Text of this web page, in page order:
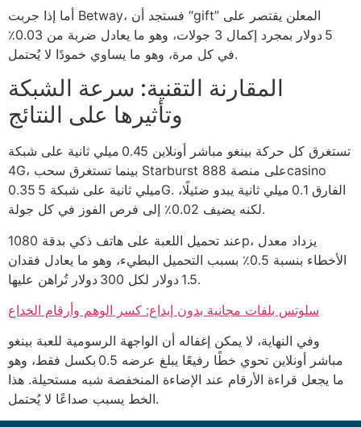
أما إذا جربت Betway، فستجد أن “gift” المعلن يقتصر على
5 دولار بمجرد إكمال 3 جولات، وهو ما يعادل ضربة من 0.03٪
في كل مرة، وهو ما يساوي خمودًا لا يُحتمل.
المقارنة التقنية: سرعة الشبكة
وتأثيرها على النتائج
تستغرق كل حركة بينغو مباشر أونلاين 0.45 ميلي ثانية على شبكة
4G، بينما تستغرق سحب Starburst على منصة 888casino
0.35 ميلي ثانية على شبكة 5G. الفارق 0.1 ميلي ثانية يبدو ضئيلًا،
لكنه يضيف 0.02٪ إلى فرص الفوز في كل جولة.
عند تحميل اللعبة على هاتف ذكي بدقة 1080p، يزداد معدل
الأخطاء بنسبة 0.5٪ بسبب التحميل البطيء، وهو ما يعادل فقدان
1.5 دولار لكل 300 دولار تُراهن عليها.
سلوتس بلفات مجانية بدون إيداع: كسر الوهم وأرقام الخداع
وفي النهاية، لا يمكن إغفاله أن الواجهة الرسومية للعبة بينغو
مباشر أونلاين تحوي خطًا رفيعًا يبلغ عرضه 0.5 بكسل فقط، وهو
ما يجعل قراءة الأرقام عند الإضاءة المنخفضة شبه مستحيلة. هذا
الخط يسبب صداعًا لا يُحتمل.